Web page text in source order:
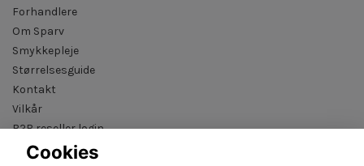
Forhandlere
Om Sparv
Smykkepleje
Størrelsesguide
Kontakt
Vilkår
B2B reseller login
Cookies